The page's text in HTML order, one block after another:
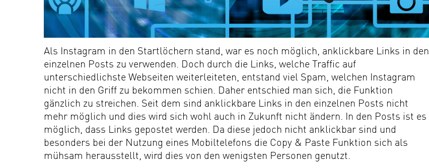
Als Instagram in den Startlöchern stand, war es noch möglich, anklickbare Links in den
einzelnen Posts zu verwenden. Doch durch die Links, welche Traffic auf
unterschiedlichste Webseiten weiterleiteten, entstand viel Spam, welchen Instagram
nicht in den Griff zu bekommen schien. Daher entschied man sich, die Funktion
gänzlich zu streichen. Seit dem sind anklickbare Links in den einzelnen Posts nicht
mehr möglich und dies wird sich wohl auch in Zukunft nicht ändern. In den Posts ist es
möglich, dass Links gepostet werden. Da diese jedoch nicht anklickbar sind und
besonders bei der Nutzung eines Mobiltelefons die Copy & Paste Funktion sich als
mühsam herausstellt, wird dies von den wenigsten Personen genutzt.